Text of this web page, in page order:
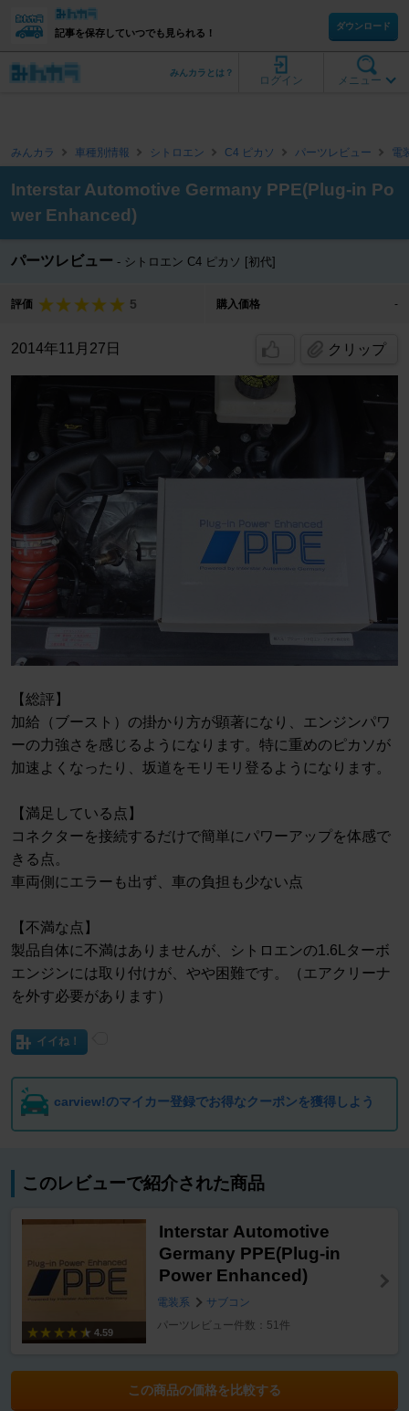
記事を保存していつでも見られる！
ダウンロード
メニュー
ログイン
みんカラとは？
みんカラ 車種別情報 シトロエン C4 ピカソ パーツレビュー 電
Interstar Automotive Germany PPE(Plug-in Po
wer Enhanced)
パーツレビュー シトロエン C4 ピカソ [初代]
評価 5 購入価格 -
2014年11月27日 クリップ
【総評】
加給（ブースト）の掛かり方が顕著になり、エンジンパワ
ーの力強さを感じるようになります。特に重めのピカソが
加速よくなったり、坂道をモリモリ登るようになります。
【満足している点】
コネクターを接続するだけで簡単にパワーアップを体感で
きる点。
車両側にエラーも出ず、車の負担も少ない点
【不満な点】
製品自体に不満はありませんが、シトロエンの1.6Lターボ
エンジンには取り付けが、やや困難です。（エアクリーナ
を外す必要があります）
イイね！
carview!のマイカー登録でお得なクーポンを獲得しよう
このレビューで紹介された商品
4.59
Interstar Automotive
Germany PPE(Plug-in
Power Enhanced)
電装系
サブコン
パーツレビュー件数：51件
この商品の価格を比較する